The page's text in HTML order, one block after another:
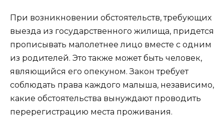
При возникновении обстоятельств, требующих
выезда из государственного жилища, придется
прописывать малолетнее лицо вместе с одним
из родителей. Это также может быть человек,
являющийся его опекуном. Закон требует
соблюдать права каждого малыша, независимо,
какие обстоятельства вынуждают проводить
перерегистрацию места проживания.